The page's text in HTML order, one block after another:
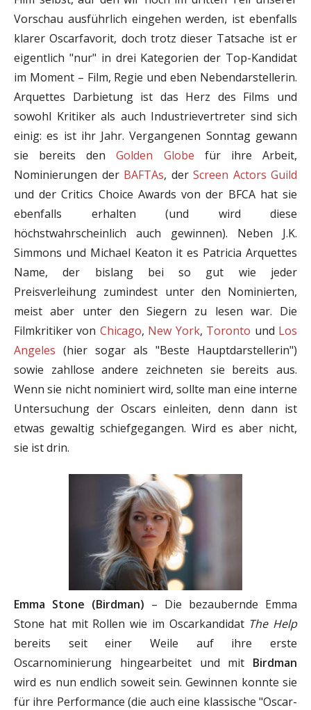
Vorschau ausführlich eingehen werden, ist ebenfalls
klarer Oscarfavorit, doch trotz dieser Tatsache ist er
eigentlich "nur" in drei Kategorien der Top-Kandidat
im Moment – Film, Regie und eben Nebendarstellerin.
Arquettes Darbietung ist das Herz des Films und
sowohl Kritiker als auch Industrievertreter sind sich
einig: es ist ihr Jahr. Vergangenen Sonntag gewann
sie bereits denGolden Globe für ihre Arbeit,
Nominierungen der BAFTAs, der Screen Actors Guild
und der Critics Choice Awards von der BFCA hat sie
ebenfalls erhalten (und wird diese
höchstwahrscheinlich auch gewinnen). Neben J.K.
Simmons und Michael Keaton it es Patricia Arquettes
Name, der bislang bei so gut wie jeder
Preisverleihung zumindest unter den Nominierten,
meist aber unter den Siegern zu lesen war. Die
Filmkritiker von Chicago, New York, Toronto und Los
Angeles (hier sogar als "Beste Hauptdarstellerin")
sowie zahllose andere zeichneten sie bereits aus.
Wenn sie nicht nominiert wird, sollte man eine interne
Untersuchung der Oscars einleiten, denn dann ist
etwas gewaltig schiefgegangen. Wird es aber nicht,
sie ist drin.
Emma Stone (Birdman) – Die bezaubernde Emma
Stone hat mit Rollen wie im Oscarkandidat The Help
bereits seit einer Weile auf ihre erste
Oscarnominierung hingearbeitet und mit Birdman
wird es nun endlich soweit sein. Gewinnen konnte sie
für ihre Performance (die auch eine klassische "Oscar-